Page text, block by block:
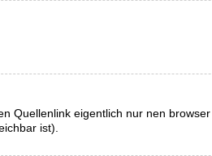
Quellenlink eigentlich nur nen
ist).